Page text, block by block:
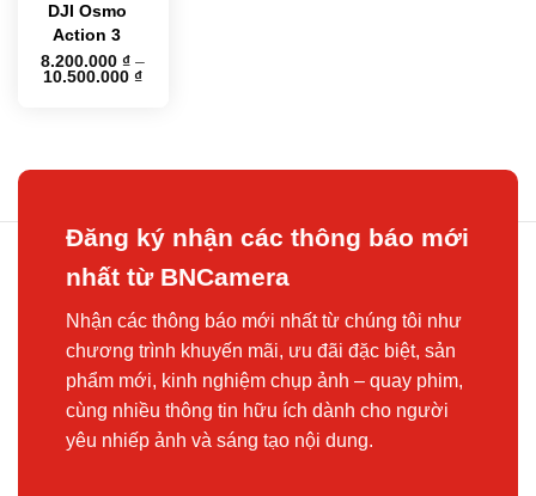
DJI Osmo
Action 3
8.200.000₫ –
10.500.000₫Khoảng
Đăng ký nhận các thông báo mới
nhất từ BNCamera
Nhận các thông báo mới nhất từ chúng tôi như
chương trình khuyến mãi, ưu đãi đặc biệt, sản
phẩm mới, kinh nghiệm chụp ảnh – quay phim,
cùng nhiều thông tin hữu ích dành cho người
yêu nhiếp ảnh và sáng tạo nội dung.